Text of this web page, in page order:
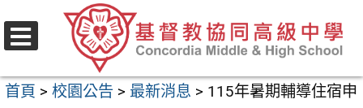
至
要首頁 > 校園公告 > 最新消息 > 115年暑期輔導住宿申
選
單